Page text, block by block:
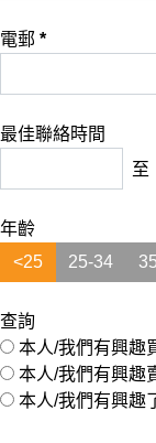
電郵 *
最佳聯絡時間
至
年齡
<25
25-34
查詢
本人/我們有興趣
本人/我們有興趣
本人/我們有興趣